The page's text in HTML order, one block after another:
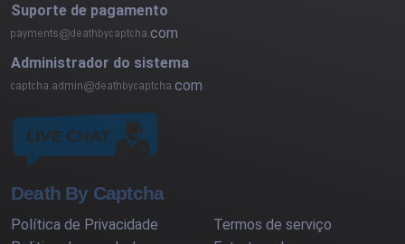
Suporte de pagamento
com
Administrador do sistema
com
Death By Captcha
Política de Privacidade
Termos de serviço